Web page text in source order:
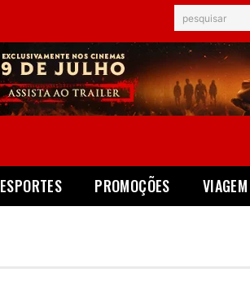
pesquisar
ESPORTES PROMOÇÕES VIAGEM